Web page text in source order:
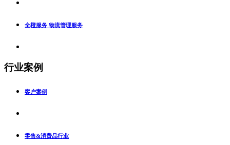
全橙服务 物流管理服务
行业案例
客户案例
零售&消费品行业